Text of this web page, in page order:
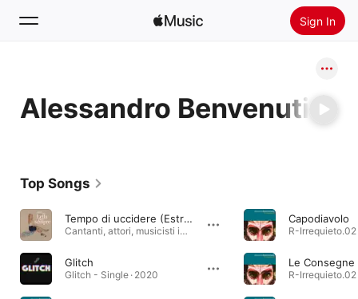
Sign In
Home
Radio
Alessandro Benvenuti
Top Songs
Tempo di uccidere (Estratto da Tempo di uccidere di Ennio Flaiano)
Cantanti, attori, musicisti insieme con Lella per sempre · 2021
Glitch
Glitch - Single · 2020
Capodiavolo
R-Irrequieto.02
Le Consegne
R-Irrequieto.02